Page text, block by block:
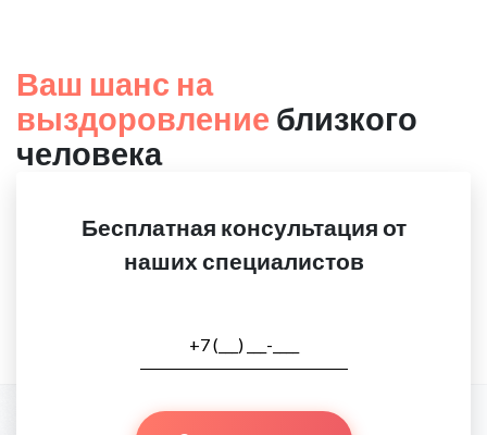
Ваш шанс на
выздоровление близкого
человека
Бесплатная консультация от
наших специалистов